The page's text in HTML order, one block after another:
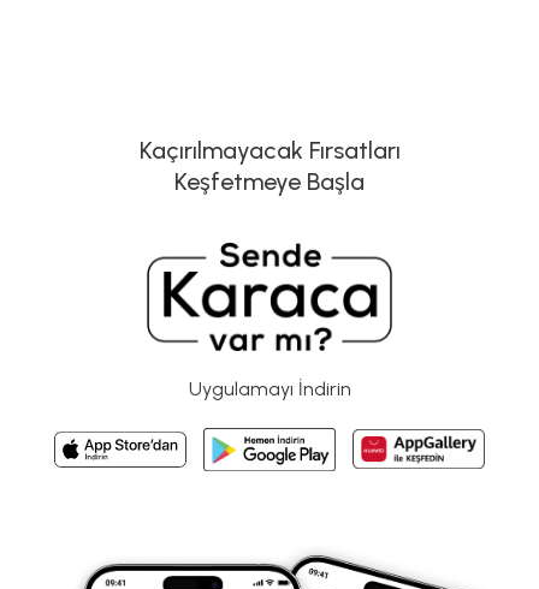
Kaçırılmayacak Fırsatları
Keşfetmeye Başla
Uygulamayı İndirin